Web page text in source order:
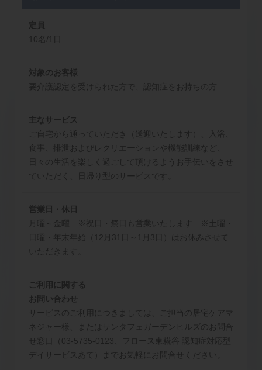
定員
10名/1日
対象のお客様
要介護認定を受けられた方で、認知症をお持ちの方
主なサービス
ご自宅から通っていただき（送迎いたします）、入浴、
食事、排泄およびレクリエーションや機能訓練など、
日々の生活を楽しく過ごして頂けるようお手伝いをさせ
ていただく、日帰り型のサービスです。
営業日・休日
月曜～金曜 ※祝日・祭日も営業いたします ※土曜・
日曜・年末年始（12月31日～1月3日）はお休みさせて
いただきます。
ご利用に関する
お問い合わせ
サービスのご利用につきましては、ご担当の居宅ケアマ
ネジャー様、またはサンタフェガーデンヒルズのお問合
せ窓口（03-5735-0123、フロース東糀谷 認知症対応型
デイサービスあて）までお気軽にお問合せください。